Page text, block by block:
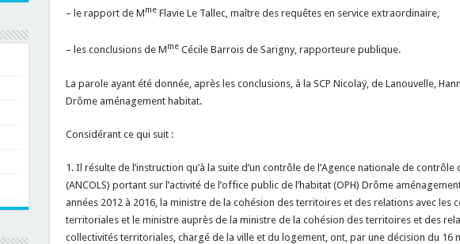
– le rapport de MmeFlavie Le Tallec, maître des requêtes en service extraordinaire,
– les conclusions de MmeCécile Barrois de Sarigny, rapporteure publique.
La parole ayant été donnée, après les conclusions, à la SCP Nicolaÿ, de Lanouvelle,
Drôme aménagement habitat.
Considérant ce qui suit :
1. Il résulte de l’instruction qu’à la suite d’un contrôle de l’Agence nationale de
(ANCOLS) portant sur l’activité de l’office public de l’habitat (OPH) Drôme
années 2012 à 2016, la ministre de la cohésion des territoires et des relations avec les
territoriales et le ministre auprès de la ministre de la cohésion des territoires et des
collectivités territoriales, chargé de la ville et du logement, ont, par une décision du 16